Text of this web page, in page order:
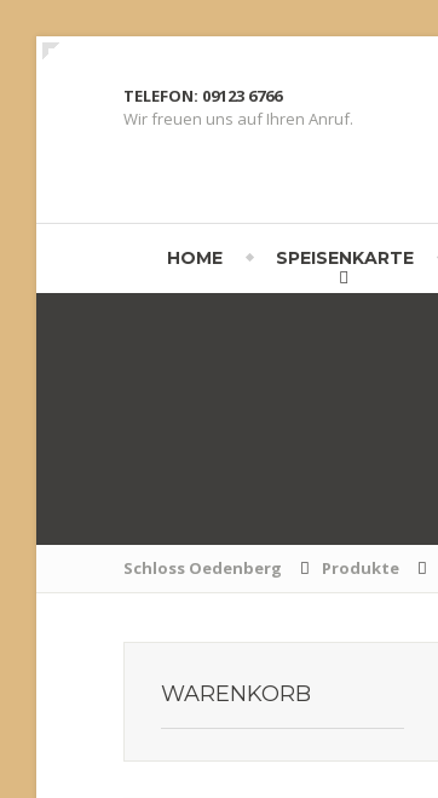
TELEFON: 09123 6766
Wir freuen uns auf Ihren Anruf.
HOME SPEISENKARTE
Schloss Oedenberg Produkte
WARENKORB